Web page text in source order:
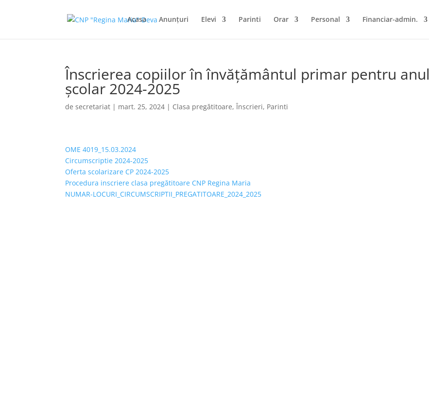
Acasa Anunţuri Elevi Parinti Orar Personal Financiar-admin.
Înscrierea copiilor în învățământul primar pentru anul
școlar 2024-2025
desecretariat | mart. 25, 2024 | Clasa pregătitoare,Înscrieri, Parinti
OME 4019_15.03.2024
Circumscriptie 2024-2025
Oferta scolarizare CP 2024-2025
Procedura inscriere clasa pregătitoare CNP Regina Maria
NUMAR-LOCURI_CIRCUMSCRIPTII_PREGATITOARE_2024_2025